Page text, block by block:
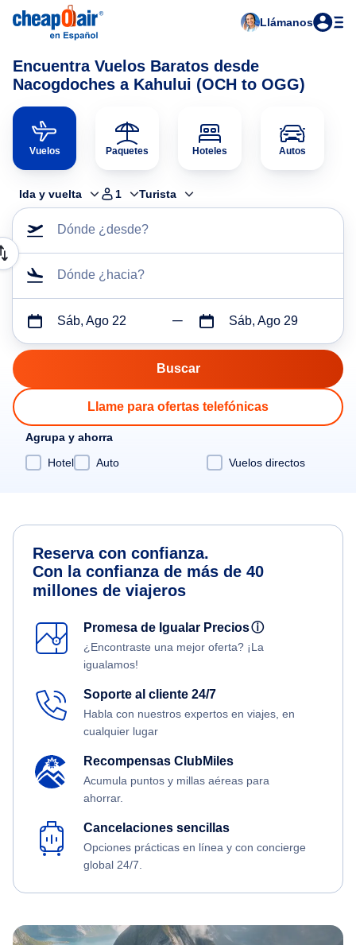
Llámanos
Encuentra Vuelos Baratos desde
Nacogdoches a Kahului (OCH to OGG)
Vuelos Paquetes Hoteles Autos
Ida y vuelta 1 Turista
Dónde ¿desde?
Dónde ¿hacia?
Sáb, Ago 22 Sáb, Ago 29
Llame para ofertas telefónicas
Agrupa y ahorra
Hotel
Auto Vuelos directos
Reserva con confianza.
Con la confianza de más de 40
millones de viajeros
Promesa de Igualar Preciosⓘ
¿Encontraste una mejor oferta? ¡La
igualamos!
Soporte al cliente 24/7
Habla con nuestros expertos en viajes, en
cualquier lugar
Recompensas ClubMiles
Acumula puntos y millas aéreas para
ahorrar.
Cancelaciones sencillas
Opciones prácticas en línea y con concierge
global 24/7.